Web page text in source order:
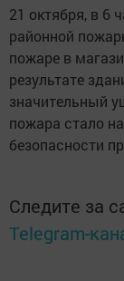
21 октября, в 6
районной
пожаре в
результате
значительный
пожара стало
безопасности
Следите за
Telegram-